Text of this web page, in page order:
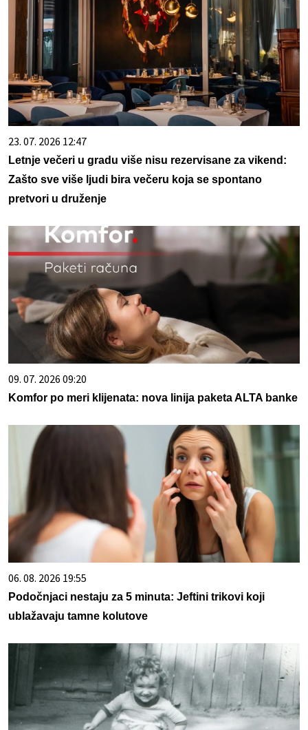
23. 07. 2026 12:47
Letnje večeri u gradu više nisu rezervisane za vikend:
Zašto sve više ljudi bira večeru koja se spontano
pretvori u druženje
09. 07. 2026 09:20
Komfor po meri klijenata: nova linija paketa ALTA banke
06. 08. 2026 19:55
Podočnjaci nestaju za 5 minuta: Jeftini trikovi koji
ublažavaju tamne kolutove